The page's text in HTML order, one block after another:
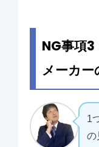
NG事項3
メーカー
1
の